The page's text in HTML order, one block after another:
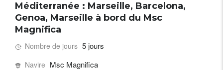
Méditerranée : Marseille, Barcelona,
Genoa, Marseille à bord du Msc
Magnifica
Nombre de jours 5 jours
Navire Msc Magnifica